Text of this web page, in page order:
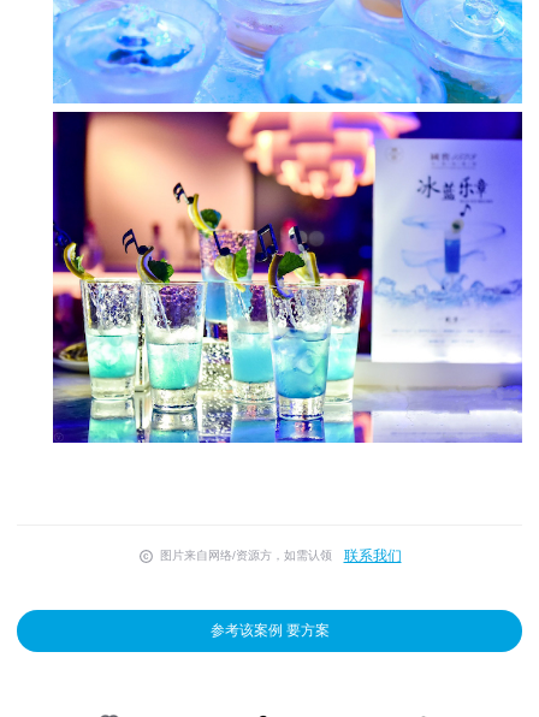
图片来自网络/资源方，如需认领 联系我们
参考该案例 要方案